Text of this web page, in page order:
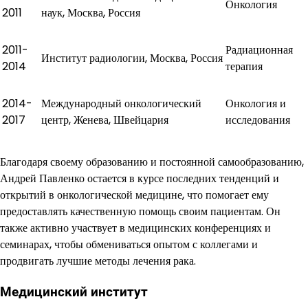
2011
наук, Москва, Россия
Онкология
2011-
2014
Институт радиологии, Москва, Россия
Радиационная
терапия
2014-
2017
Международный онкологический
центр, Женева, Швейцария
Онкология и
исследования
Благодаря своему образованию и постоянной самообразованию,
Андрей Павленко остается в курсе последних тенденций и
открытий в онкологической медицине, что помогает ему
предоставлять качественную помощь своим пациентам. Он
также активно участвует в медицинских конференциях и
семинарах, чтобы обмениваться опытом с коллегами и
продвигать лучшие методы лечения рака.
Медицинский институт